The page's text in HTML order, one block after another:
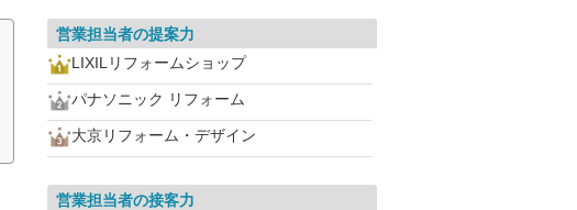
営業担当者の提案力
LIXILリフォームショップ
パナソニック リフォーム
大京リフォーム・デザイン
営業担当者の接客力